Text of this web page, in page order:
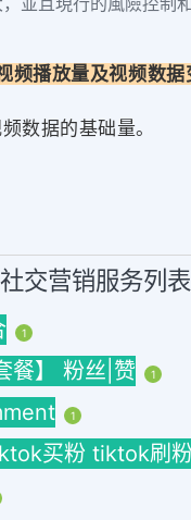
播放量及视频数据
数据的基础量。
交营销服务列表
1
餐】 粉丝|赞 1
1
买粉 tiktok刷